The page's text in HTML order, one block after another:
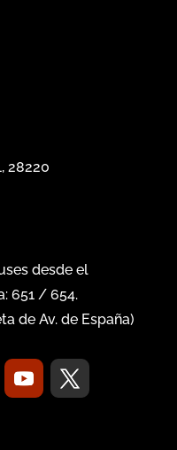
28220
desde el
651/ 654.
de Av. de España)